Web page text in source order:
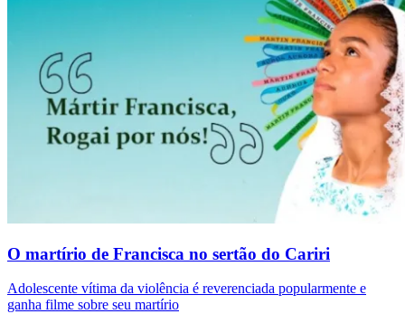
O martírio de Francisca no sertão do Cariri
Adolescente vítima da violência é reverenciada popularmente e
ganha filme sobre seu martírio